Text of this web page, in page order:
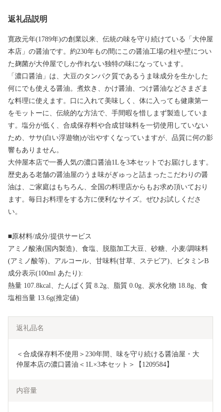
返礼品説明
寛政元年(1789年)の創業以来、伝統の味を守り続けている「大仲屋
本店」の醤油です。約230年もの間にこの醤油工場の柱や壁につい
た麹菌が大仲屋でしか作れない独特の味になっています。
「濃口醤油」は、大豆のタンパク質であるうま味成分を生かした
何にでも使える醤油。煮炊き、かけ醤油、つけ醤油などさまざま
な料理に使えます。口に入れて美味しく、体に入っても健康第一
をモットーに、伝統的な方法で、手間暇を惜しまず製造していま
す。塩分が低く、合成保存料や合成甘味料を一切使用していない
ため、ササ(白い浮遊物)が出やすくなっていますが、品質に何の影
響もありません。
大仲屋本店で一番人気の濃口醤油1Lを3本セットでお届けします。
歴史ある老舗の醤油屋のうま味がぎゅっと詰まったこだわりの醤
油は、ご家庭はもちろん、全国の料理店からもお求め頂いており
ます。毎日お料理をする方に便利なサイズ。ぜひお試しくださ
い。
■原材料/成分/提供サービス
アミノ酸液(国内製造)、食塩、脱脂加工大豆、砂糖、小麦/調味料
(アミノ酸等)、アルコール、甘味料(甘草、ステビア)、ビタミンB
成分表示(100ml あたり):
熱量 107.8kcal、たんぱく質 8.2g、脂質 0.0g、炭水化物 18.8g、食
塩相当量 13.6g(推定値)
返礼品名
＜合成保存料不使用＞230年間、味を守り続ける醤油屋・大
仲屋本店の濃口醤油＜1L×3本セット＞【1209584】
内容量